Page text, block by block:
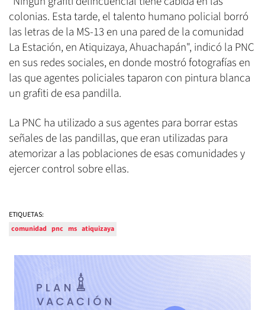
colonias. Esta tarde, el talento humano policial borró
las letras de la MS-13 en una pared de la comunidad
La Estación, en Atiquizaya, Ahuachapán", indicó la PNC
en sus redes sociales, en donde mostró fotografías en
las que agentes policiales taparon con pintura blanca
un grafiti de esa pandilla.
La PNC ha utilizado a sus agentes para borrar estas
señales de las pandillas, que eran utilizadas para
atemorizar a las poblaciones de esas comunidades y
ejercer control sobre ellas.
ETIQUETAS:
comunidad pnc ms atiquizaya